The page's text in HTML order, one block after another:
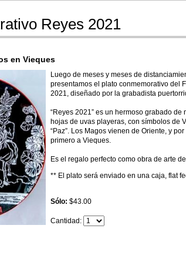
Reyes 2021
en Vieques
Luego de meses y meses de
presentamos el plato conmemorativo del
2021, diseñado por la grabadista
“Reyes 2021” es un hermoso grabado
hojas de uvas playeras, con símbolos de
“Paz”. Los Magos vienen de Oriente, y
primero a Vieques.
Es el regalo perfecto como obra de arte
** El plato será enviado en una caja, flat
Sólo: $43.00
Cantidad: